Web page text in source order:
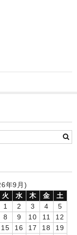
年9月)
火 水 木 金
土
1
2 3 4
5
8 9 10 11
12
15 16 17 18
19